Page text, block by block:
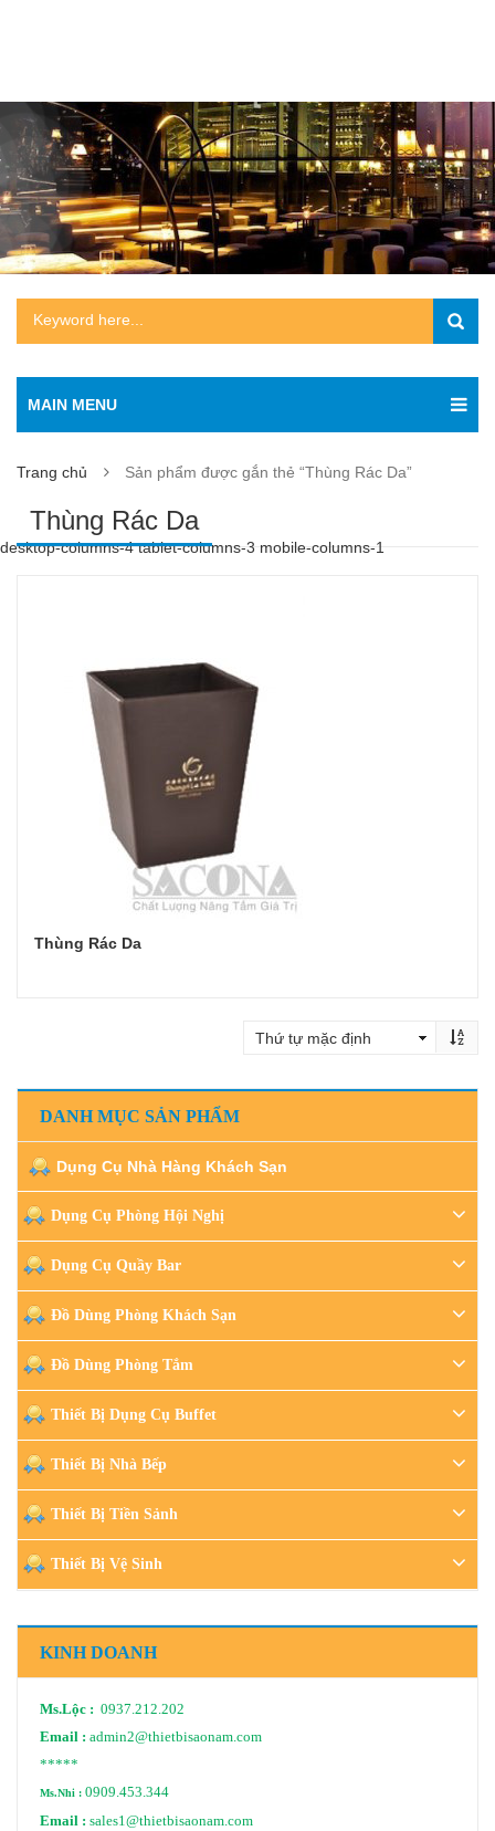
MAIN MENU
Trang chủ Sản phẩm được gắn thẻ “Thùng Rác Da”
Thùng Rác Da
desktop-columns-4 tablet-columns-3 mobile-columns-1
Thùng Rác Da
DANH MỤC SẢN PHẨM
Dụng Cụ Nhà Hàng Khách Sạn
Dụng Cụ Phòng Hội Nghị
Dụng Cụ Quầy Bar
Đồ Dùng Phòng Khách Sạn
Đồ Dùng Phòng Tắm
Thiết Bị Dụng Cụ Buffet
Thiết Bị Nhà Bếp
Thiết Bị Tiền Sảnh
Thiết Bị Vệ Sinh
KINH DOANH
Ms.Lộc : 0937.212.202
Email : admin2@thietbisaonam.com
*****
Ms.Nhi : 0909.453.344
Email : sales1@thietbisaonam.com